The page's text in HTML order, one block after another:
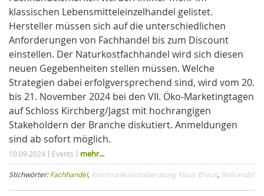
klassischen Lebensmitteleinzelhandel gelistet.
Hersteller müssen sich auf die unterschiedlichen
Anforderungen von Fachhandel bis zum Discount
einstellen. Der Naturkostfachhandel wird sich diesen
neuen Gegebenheiten stellen müssen. Welche
Strategien dabei erfolgversprechend sind, wird vom 20.
bis 21. November 2024 bei den VII. Öko-Marketingtagen
auf Schloss Kirchberg/Jagst mit hochrangigen
Stakeholdern der Branche diskutiert. Anmeldungen
sind ab sofort möglich.
10.09.2024 Events mehr...
Stichwörter:Fachhandel, Kommunikationsberatung Klaus Braun, Biohandel